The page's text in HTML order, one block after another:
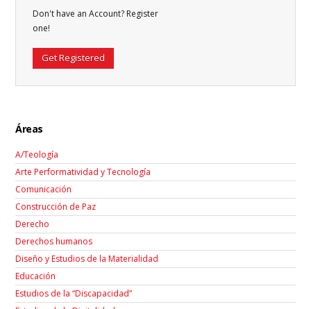
Don't have an Account? Register
one!
Get Registered
Áreas
A/Teología
Arte Performatividad y Tecnología
Comunicación
Construcción de Paz
Derecho
Derechos humanos
Diseño y Estudios de la Materialidad
Educación
Estudios de la “Discapacidad”